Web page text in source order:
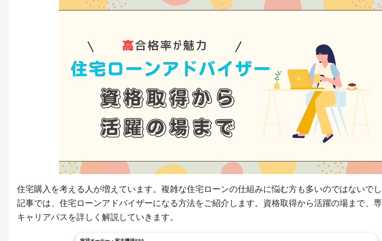
住宅購入を考える人が増えています。複雑な住宅ローンの仕組みに悩む方も多いのではないで
記事では、住宅ローンアドバイザーになる方法をご紹介します。資格取得から活躍の場まで、
キャリアパスを詳しく解説していきます。